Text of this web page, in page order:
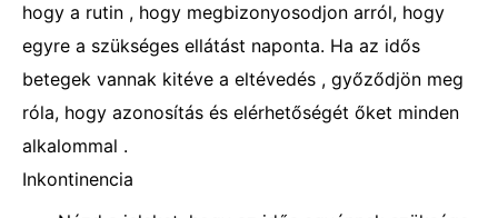
hogy a rutin , hogy megbizonyosodjon arról, hogy
egyre a szükséges ellátást naponta. Ha az idős
betegek vannak kitéve a eltévedés , győződjön meg
róla, hogy azonosítás és elérhetőségét őket minden
alkalommal .
Inkontinencia